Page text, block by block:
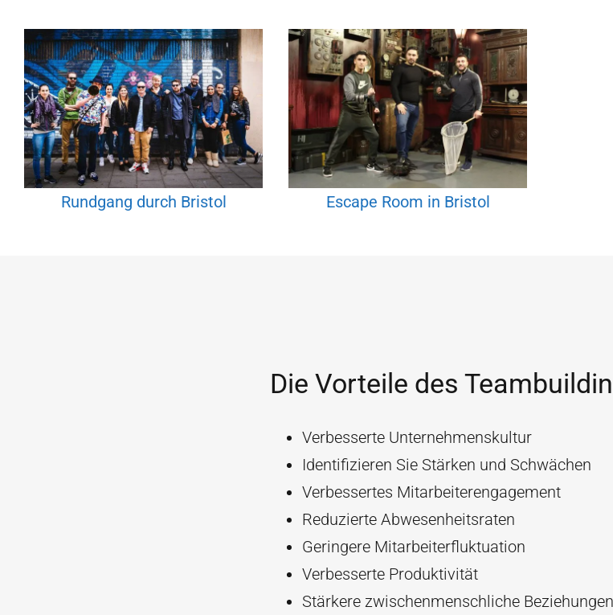
Rundgang durch Bristol Escape Room in Bristol
Die Vorteile des
Verbesserte Unternehmenskultur
Identifizieren Sie Stärken und Schwächen
Verbessertes Mitarbeiterengagement
Reduzierte Abwesenheitsraten
Geringere Mitarbeiterfluktuation
Verbesserte Produktivität
Stärkere zwischenmenschliche Beziehungen